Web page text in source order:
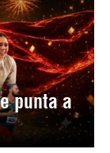
punta a